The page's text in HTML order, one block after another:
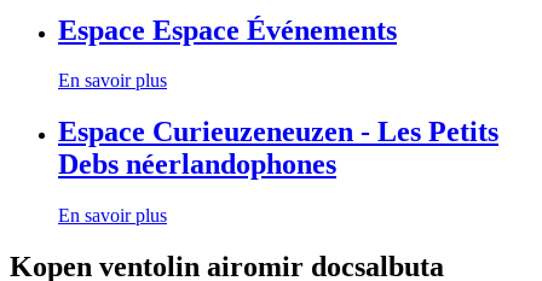
Espace Espace Événements
En savoir plus
Espace Curieuzeneuzen - Les Petits
Debs néerlandophones
En savoir plus
Kopen ventolin airomir docsalbuta